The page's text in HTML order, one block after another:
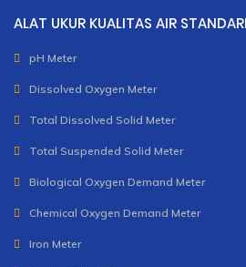
ALAT UKUR KUALITAS AIR
pH Meter
Dissolved Oxygen Meter
Total Dissolved Solid Meter
Total Suspended Solid Meter
Biological Oxygen Demand Meter
Chemical Oxygen Demand Meter
Iron Meter